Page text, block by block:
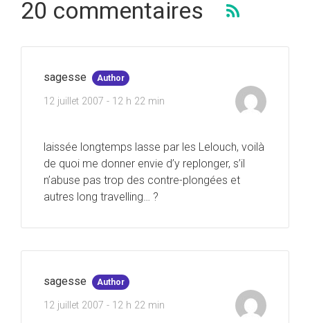
20 commentaires
sagesse Author
12 juillet 2007 - 12 h 22 min
laissée longtemps lasse par les Lelouch, voilà
de quoi me donner envie d’y replonger, s’il
n’abuse pas trop des contre-plongées et
autres long travelling… ?
sagesse Author
12 juillet 2007 - 12 h 22 min